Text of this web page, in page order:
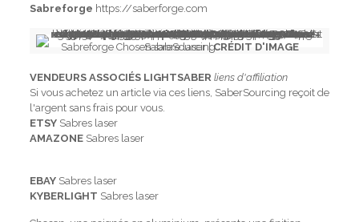
Sabreforge https://saberforge.com
Sabreforge Chosen sabre laser |CRÉDIT D'IMAGE
SabreSourcing
VENDEURS ASSOCIÉS LIGHTSABER liens d'affiliation
Si vous achetez un article via ces liens, SaberSourcing reçoit de
l'argent sans frais pour vous.
ETSYSabres laser
AMAZONESabres laser
EBAYSabres laser
KYBERLIGHT Sabres laser